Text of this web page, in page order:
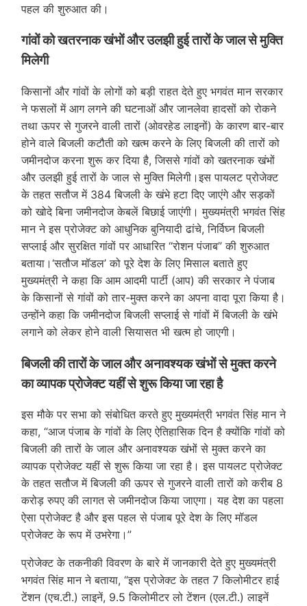
पहल की शुरुआत की।
गांवों को खतरनाक खंभों और उलझी हुई तारों के जाल से मुक्ति
मिलेगी
किसानों और गांवों के लोगों को बड़ी राहत देते हुए भगवंत मान सरकार
ने फसलों में आग लगने की घटनाओं और जानलेवा हादसों को रोकने
तथा ऊपर से गुजरने वाली तारों (ओवरहेड लाइनों) के कारण बार-बार
होने वाले बिजली कटौती को खत्म करने के लिए बिजली की तारों को
जमीनदोज करना शुरू कर दिया है, जिससे गांवों को खतरनाक खंभों
और उलझी हुई तारों के जाल से मुक्ति मिलेगी।इस पायलट प्रोजेक्ट
के तहत सतौज में 384 बिजली के खंभे हटा दिए जाएंगे और सड़कों
को खोदे बिना जमीनदोज केबलें बिछाई जाएंगी। मुख्यमंत्री भगवंत सिंह
मान ने इस प्रोजेक्ट को आधुनिक बुनियादी ढांचे, निर्विघ्न बिजली
सप्लाई और सुरक्षित गांवों पर आधारित “रोशन पंजाब” की शुरुआत
बताया।‘सतौज मॉडल’ को पूरे देश के लिए मिसाल बताते हुए
मुख्यमंत्री ने कहा कि आम आदमी पार्टी (आप) की सरकार ने पंजाब
के किसानों से गांवों को तार-मुक्त करने का अपना वादा पूरा किया है।
उन्होंने कहा कि जमीनदोज बिजली सप्लाई से गांवों में बिजली के खंभे
लगाने को लेकर होने वाली सियासत भी खत्म हो जाएगी।
बिजली की तारों के जाल और अनावश्यक खंभों से मुक्त करने
का व्यापक प्रोजेक्ट यहीं से शुरू किया जा रहा है
इस मौके पर सभा को संबोधित करते हुए मुख्यमंत्री भगवंत सिंह मान ने
कहा, “आज पंजाब के गांवों के लिए ऐतिहासिक दिन है क्योंकि गांवों को
बिजली की तारों के जाल और अनावश्यक खंभों से मुक्त करने का
व्यापक प्रोजेक्ट यहीं से शुरू किया जा रहा है। इस पायलट प्रोजेक्ट
के तहत सतौज में बिजली की ऊपर से गुजरने वाली तारों को करीब 8
करोड़ रुपए की लागत से जमीनदोज किया जाएगा। यह देश का पहला
ऐसा प्रोजेक्ट है और इस पहल से पंजाब पूरे देश के लिए मॉडल
प्रोजेक्ट के रूप में उभरेगा।”
प्रोजेक्ट के तकनीकी विवरण के बारे में जानकारी देते हुए मुख्यमंत्री
भगवंत सिंह मान ने बताया, “इस प्रोजेक्ट के तहत 7 किलोमीटर हाई
टेंशन (एच.टी.) लाइनें, 9.5 किलोमीटर लो टेंशन (एल.टी.) लाइनें